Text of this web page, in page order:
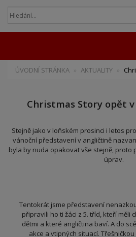
ÚVODNÍ STRÁNKA AKTUALITY
Christmas Story opět
Stejně jako v loňském prosinci i letos
vánoční představení v angličtině
byla by nuda opakovat vše stejně, proto
úprav.
Tentokrát jsme představení
připravili ho ti žáci z 5. tříd, kteří měli
dětmi a které angličtina baví. A do
akce a vtipných situací.